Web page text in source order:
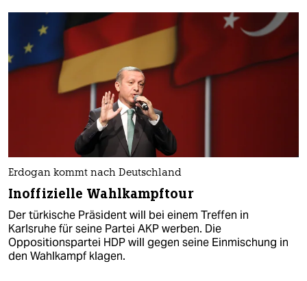
Erdogan kommt nach Deutschland
Inoffizielle Wahlkampftour
Der türkische Präsident will bei einem Treffen in
Karlsruhe für seine Partei AKP werben. Die
Oppositionspartei HDP will gegen seine Einmischung in
den Wahlkampf klagen.